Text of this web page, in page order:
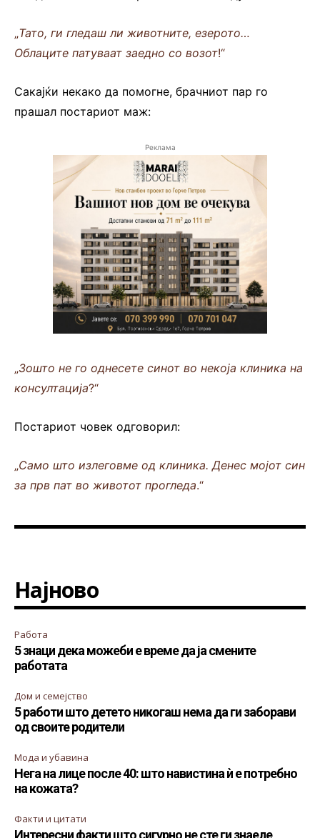
„Тато, ги гледаш ли животните, езерото…
Облаците патуваат заедно со возот!“
Сакајќи некако да помогне, брачниот пар го
прашал постариот маж:
Реклама
„Зошто не го однесете синот во некоја клиника на
консултација?“
Постариот човек одговорил:
„Само што излеговме од клиника. Денес мојот син
за прв пат во животот прогледа.“
Најново
Работа
5 знаци дека можеби е време да ја смените
работата
Дом и семејство
5 работи што детето никогаш нема да ги заборави
од своите родители
Мода и убавина
Нега на лице после 40: што навистина ѝ е потребно
на кожата?
Факти и цитати
Интересни факти што сигурно не сте ги знаеле